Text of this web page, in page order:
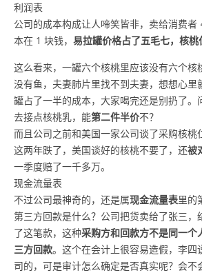
利润表
公司的成本构成让人啼笑皆非，卖给消费者
本在 1 块钱， 易拉罐价格占了五毛七，核桃
这么看来，一罐六个核桃里应该没有六个核
没有鱼，夫妻肺片里找不到夫妻，想想心里
罐占了一半的成本，大家喝完还是别扔了。
去接点核桃乳，能第二件半价不？
而且公司之前和美国一家公司谈了采购核桃
这两年跌了，美国谈好的核桃不要了，还被
一季度赔了一千多万。
现金流量表
不过公司最神奇的，还是属现金流量表里的
第三方回款是什么？公司把货卖给了张三，
了这笔款，这种采购方和回款方不是同一个
三方回款。这个在会计上很容易造假，李四
司的，可是审计怎么确定是否真实呢？会不